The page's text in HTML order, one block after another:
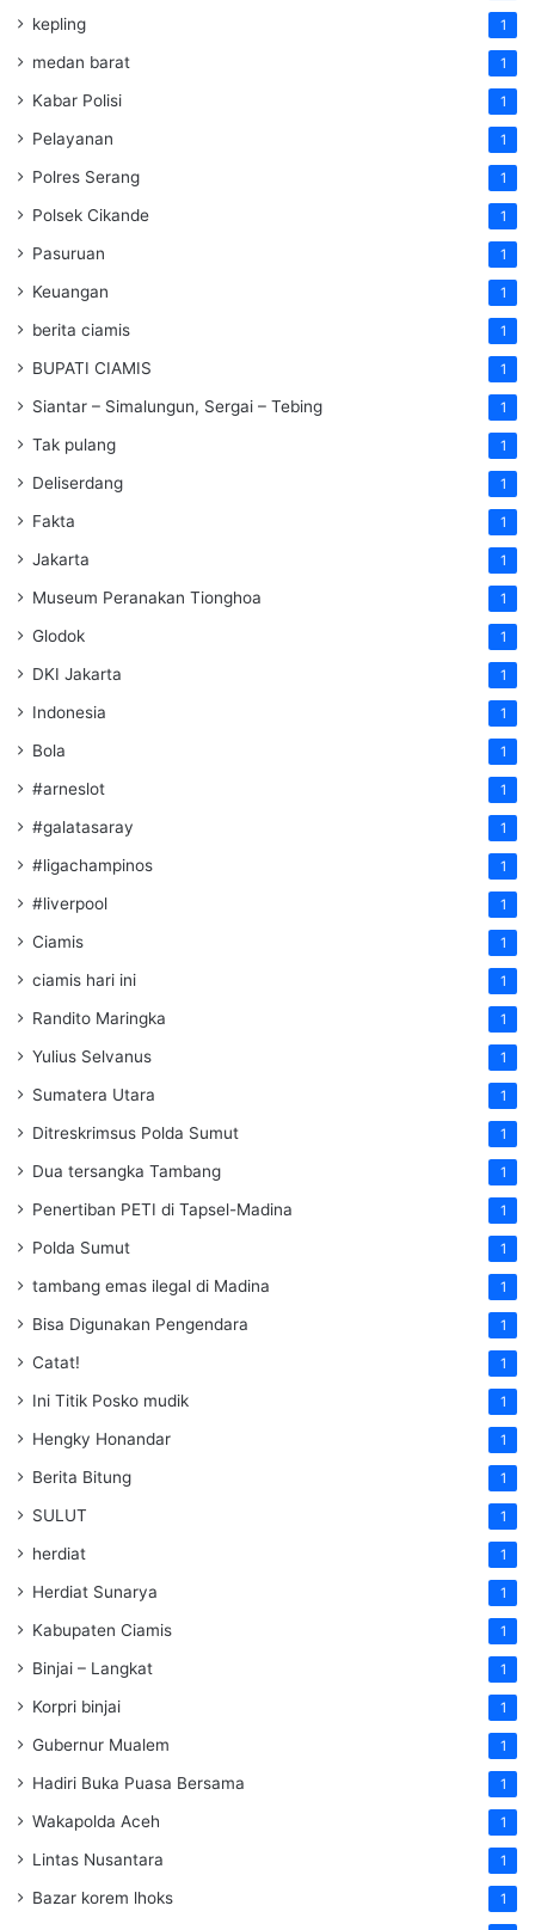
kepling 1
medan barat 1
Kabar Polisi 1
Pelayanan 1
Polres Serang 1
Polsek Cikande 1
Pasuruan 1
Keuangan 1
berita ciamis 1
BUPATI CIAMIS 1
Siantar – Simalungun, Sergai – Tebing 1
Tak pulang 1
Deliserdang 1
Fakta 1
Jakarta 1
Museum Peranakan Tionghoa 1
Glodok 1
DKI Jakarta 1
Indonesia 1
Bola 1
#arneslot 1
#galatasaray 1
#ligachampinos 1
#liverpool 1
Ciamis 1
ciamis hari ini 1
Randito Maringka 1
Yulius Selvanus 1
Sumatera Utara 1
Ditreskrimsus Polda Sumut 1
Dua tersangka Tambang 1
Penertiban PETI di Tapsel-Madina 1
Polda Sumut 1
tambang emas ilegal di Madina 1
Bisa Digunakan Pengendara 1
Catat! 1
Ini Titik Posko mudik 1
Hengky Honandar 1
Berita Bitung 1
SULUT 1
herdiat 1
Herdiat Sunarya 1
Kabupaten Ciamis 1
Binjai – Langkat 1
Korpri binjai 1
Gubernur Mualem 1
Hadiri Buka Puasa Bersama 1
Wakapolda Aceh 1
Lintas Nusantara 1
Bazar korem lhoks 1